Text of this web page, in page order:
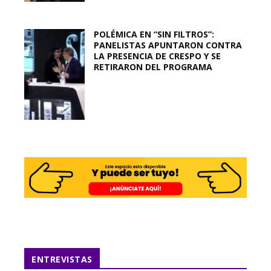
POLÉMICA EN “SIN FILTROS”:
PANELISTAS APUNTARON CONTRA
LA PRESENCIA DE CRESPO Y SE
RETIRARON DEL PROGRAMA
ENTREVISTAS